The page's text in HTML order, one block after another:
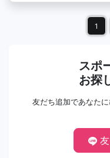
1
スポ
お探
友だち追加であなた